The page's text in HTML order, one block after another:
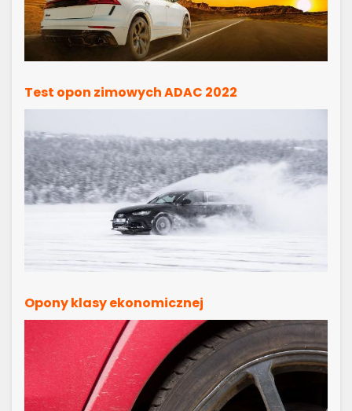
Test opon zimowych ADAC 2022
Opony klasy ekonomicznej